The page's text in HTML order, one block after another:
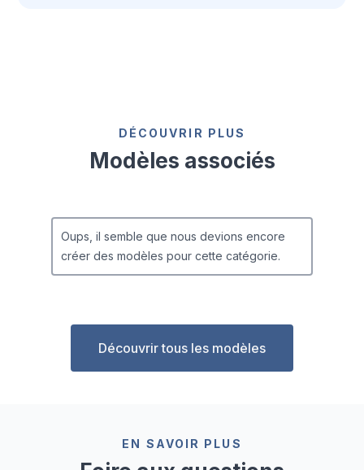
DÉCOUVRIR PLUS
Modèles associés
Oups, il semble que nous devions encore
créer des modèles pour cette catégorie.
Découvrir tous les modèles
EN SAVOIR PLUS